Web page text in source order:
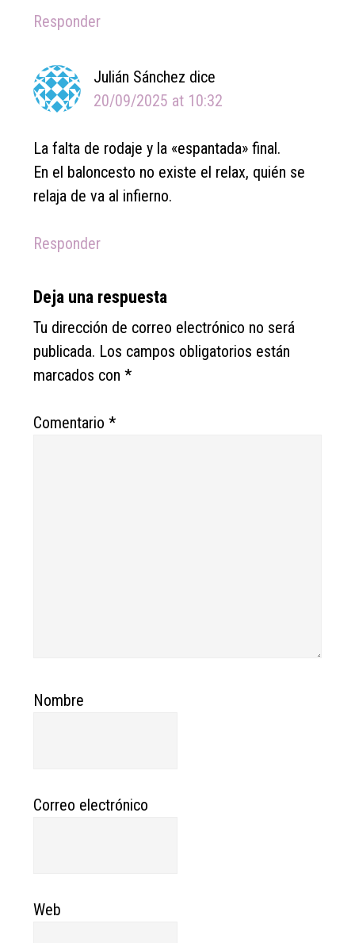
Responder
Julián Sánchez dice
20/09/2025 at 10:32
La falta de rodaje y la «espantada» final.
En el baloncesto no existe el relax, quién se
relaja de va al infierno.
Responder
Deja una respuesta
Tu dirección de correo electrónico no será
publicada. Los campos obligatorios están
marcados con*
Comentario*
Nombre
Correo electrónico
Web